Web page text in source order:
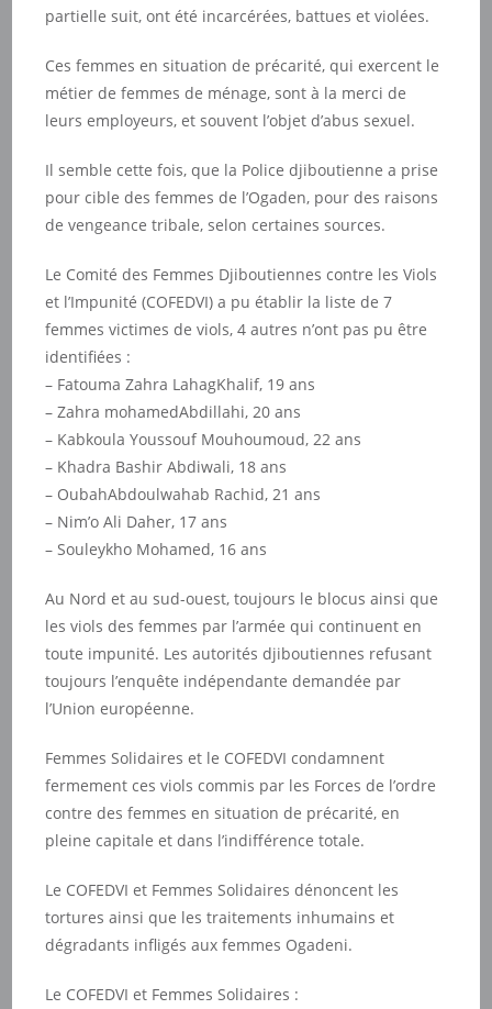
partielle suit, ont été incarcérées, battues et violées.
Ces femmes en situation de précarité, qui exercent le
métier de femmes de ménage, sont à la merci de
leurs employeurs, et souvent l’objet d’abus sexuel.
Il semble cette fois, que la Police djiboutienne a prise
pour cible des femmes de l’Ogaden, pour des raisons
de vengeance tribale, selon certaines sources.
Le Comité des Femmes Djiboutiennes contre les Viols
et l’Impunité (COFEDVI) a pu établir la liste de 7
femmes victimes de viols, 4 autres n’ont pas pu être
identifiées :
– Fatouma Zahra LahagKhalif, 19 ans
– Zahra mohamedAbdillahi, 20 ans
– Kabkoula Youssouf Mouhoumoud, 22 ans
– Khadra Bashir Abdiwali, 18 ans
– OubahAbdoulwahab Rachid, 21 ans
– Nim’o Ali Daher, 17 ans
– Souleykho Mohamed, 16 ans
Au Nord et au sud-ouest, toujours le blocus ainsi que
les viols des femmes par l’armée qui continuent en
toute impunité. Les autorités djiboutiennes refusant
toujours l’enquête indépendante demandée par
l’Union européenne.
Femmes Solidaires et le COFEDVI condamnent
fermement ces viols commis par les Forces de l’ordre
contre des femmes en situation de précarité, en
pleine capitale et dans l’indifférence totale.
Le COFEDVI et Femmes Solidaires dénoncent les
tortures ainsi que les traitements inhumains et
dégradants infligés aux femmes Ogadeni.
Le COFEDVI et Femmes Solidaires :